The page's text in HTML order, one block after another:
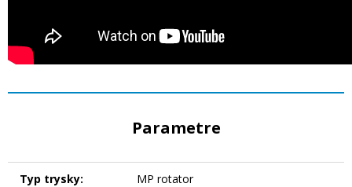
Parametre
Typ trysky: MP rotator